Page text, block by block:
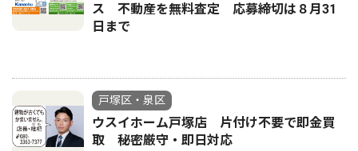
ス 不動産を無料査定 応募締切は８月31
日まで
戸塚区・泉区
ウスイホーム戸塚店 片付け不要で即金買
取 秘密厳守・即日対応